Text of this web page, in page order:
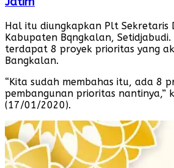
Hal itu diungkapkan Plt Sekretaris
Kabupaten Bqngkalan,
terdapat 8 proyek prioritas yang
Bangkalan.
“Kita sudah membahas itu, ada 8
pembangunan prioritas nantinya,”
(17/01/2020).